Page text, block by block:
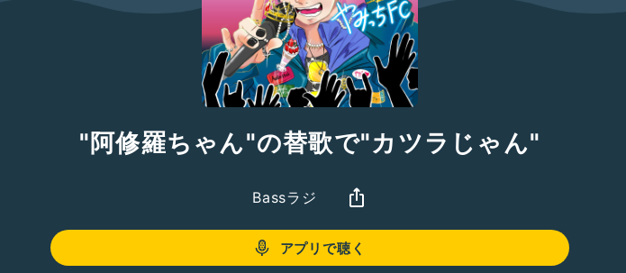
"阿修羅ちゃん"の替歌で"カツラじゃん"
Bassラジ
アプリで聴く